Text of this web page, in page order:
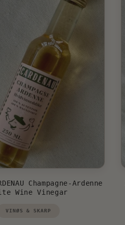
Champagne-Ardenne
Wine Vinegar
VINØS & SKARP